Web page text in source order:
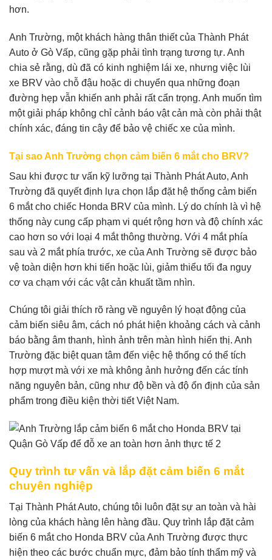
hơn.
Anh Trường, một khách hàng thân thiết của Thành Phát
Auto ở Gò Vấp, cũng gặp phải tình trạng tương tự. Anh
chia sẻ rằng, dù đã có kinh nghiệm lái xe, nhưng việc lùi
xe BRV vào chỗ đậu hoặc di chuyển qua những đoạn
đường hẹp vẫn khiến anh phải rất cẩn trọng. Anh muốn tìm
một giải pháp không chỉ cảnh báo vật cản mà còn phải thật
chính xác, đáng tin cậy để bảo vệ chiếc xe của mình.
Tại sao Anh Trường chọn cảm biến 6 mắt cho BRV?
Sau khi được tư vấn kỹ lưỡng tại Thành Phát Auto, Anh
Trường đã quyết định lựa chọn lắp đặt hệ thống cảm biến
6 mắt cho chiếc Honda BRV của mình. Lý do chính là vì hệ
thống này cung cấp phạm vi quét rộng hơn và độ chính xác
cao hơn so với loại 4 mắt thông thường. Với 4 mắt phía
sau và 2 mắt phía trước, xe của Anh Trường sẽ được bảo
vệ toàn diện hơn khi tiến hoặc lùi, giảm thiểu tối đa nguy
cơ va chạm với các vật cản khuất tầm nhìn.
Chúng tôi giải thích rõ ràng về nguyên lý hoạt động của
cảm biến siêu âm, cách nó phát hiện khoảng cách và cảnh
báo bằng âm thanh, hình ảnh trên màn hình hiển thị. Anh
Trường đặc biệt quan tâm đến việc hệ thống có thể tích
hợp mượt mà với xe mà không ảnh hưởng đến các tính
năng nguyên bản, cũng như độ bền và độ ổn định của sản
phẩm trong điều kiện thời tiết Việt Nam.
Quy trình tư vấn và lắp đặt cảm biến 6 mắt
chuyên nghiệp
Tại Thành Phát Auto, chúng tôi luôn đặt sự an toàn và hài
lòng của khách hàng lên hàng đầu. Quy trình lắp đặt cảm
biến 6 mắt cho Honda BRV của Anh Trường được thực
hiện theo các bước chuẩn mực, đảm bảo tính thẩm mỹ và